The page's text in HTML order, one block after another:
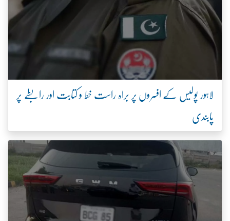
لاہور پولیس کے افسروں پر براہ راست خط و کتابت اور رابطے پر
پابندی